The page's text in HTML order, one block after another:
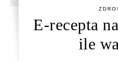
E-recepta
ile